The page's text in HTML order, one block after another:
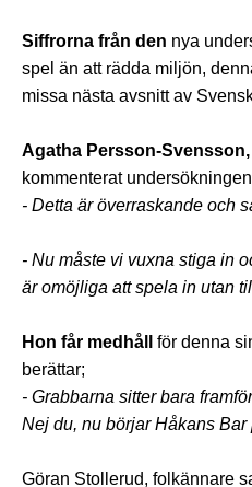
Siffrorna från den nya
spel än att rädda miljön,
missa nästa avsnitt av
Agatha Persson-Svensson,
kommenterat
- Detta är överraskande och
- Nu måste vi vuxna stiga in
är omöjliga att spela in utan
Hon får medhåll
för denna
berättar;
- Grabbarna sitter bara
Nej du, nu börjar Håkans Bar
Göran Stollerud, folkännare